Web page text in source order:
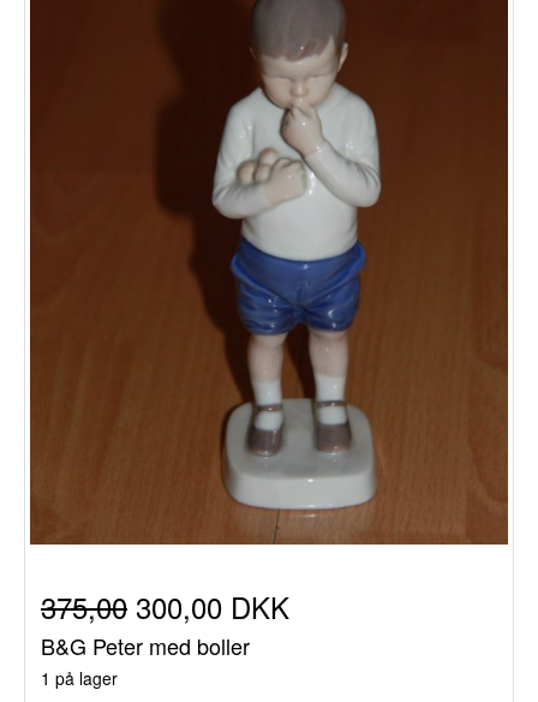
375,00 300,00 DKK
B&G Peter med boller
1 på lager